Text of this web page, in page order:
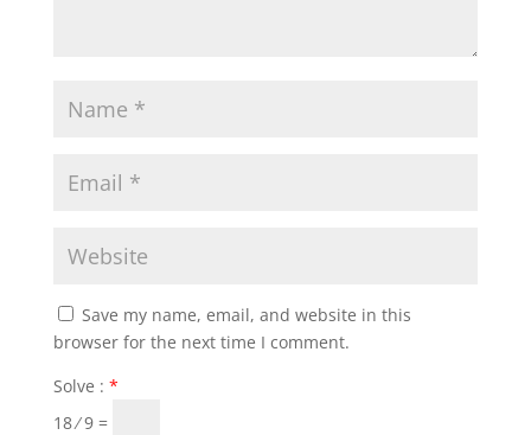
Save my name, email, and website in this
browser for the next time I comment.
Solve : *
18 ⁄ 9 =